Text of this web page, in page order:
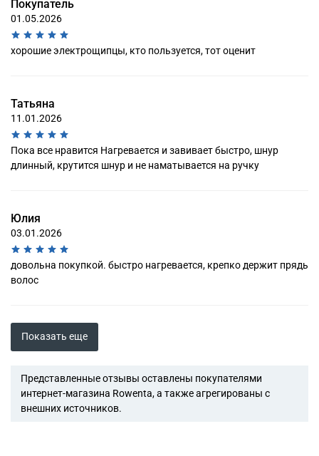
Покупатель
01.05.2026
хорошие электрощипцы, кто пользуется, тот оценит
Татьяна
11.01.2026
Пока все нравится Нагревается и завивает быстро, шнур
длинный, крутится шнур и не наматывается на ручку
Юлия
03.01.2026
довольна покупкой. быстро нагревается, крепко держит прядь
волос
Показать еще
Представленные отзывы оставлены покупателями
интернет-магазина Rowenta, а также агрегированы с
внешних источников.